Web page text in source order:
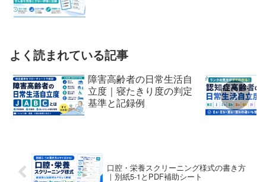
よく読まれている記事
障害高齢者の日常生活自
立度｜寝たきり度の判定
基準と記録例
口腔・栄養スクリーニング様式の書き方
｜別紙5-1とPDF補助シート